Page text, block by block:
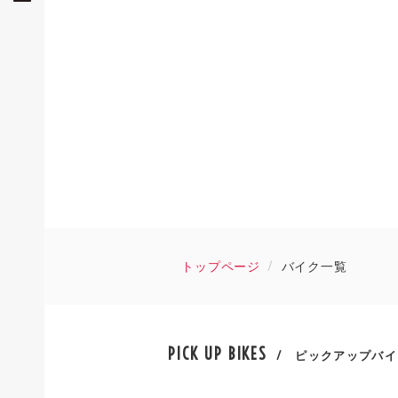
トップページ バイク一覧
PICK UP BIKES / ピックアップバ